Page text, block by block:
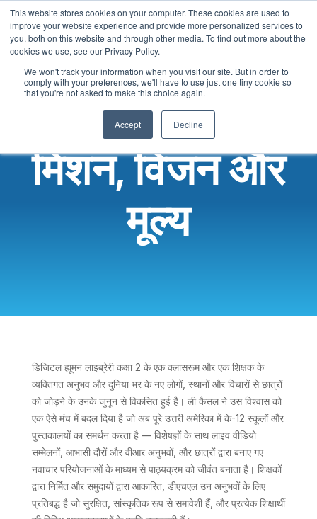
This website stores cookies on your computer. These cookies are used to
improve your website experience and provide more personalized services to
you, both on this website and through other media. To find out more about the
cookies we use, see our Privacy Policy.
We won't track your information when you visit our site. But in order to
comply with your preferences, we'll have to use just one tiny cookie so
that you're not asked to make this choice again.
Accept Decline
मिशन, विजन और
मूल्य
डिजिटल ह्यूमन लाइब्रेरी कक्षा 2 के एक क्लासरूम और एक शिक्षक के
व्यक्तिगत अनुभव और दुनिया भर के नए लोगों, स्थानों और विचारों से छात्रों
को जोड़ने के उनके जुनून से विकसित हुई है। ली कैसल ने उस विश्वास को
एक ऐसे मंच में बदल दिया है जो अब पूरे उत्तरी अमेरिका में के-12 स्कूलों और
पुस्तकालयों का समर्थन करता है — विशेषज्ञों के साथ लाइव वीडियो
सम्मेलनों, आभासी दौरों और वीआर अनुभवों, और छात्रों द्वारा बनाए गए
नवाचार परियोजनाओं के माध्यम से पाठ्यक्रम को जीवंत बनाता है। शिक्षकों
द्वारा निर्मित और समुदायों द्वारा आकारित, डीएचएल उन अनुभवों के लिए
प्रतिबद्ध है जो सुरक्षित, सांस्कृतिक रूप से समावेशी हैं, और प्रत्येक शिक्षार्थी
Hindi
English
French
Spanish
Arabic
Tagalog